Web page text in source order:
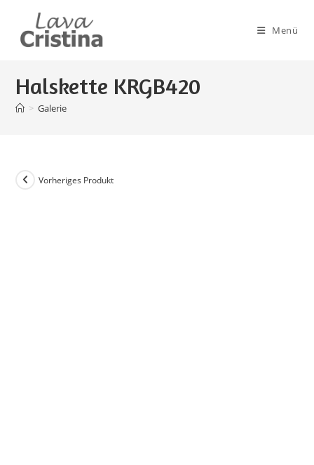
springen
Menü
Halskette KRGB420
> Galerie
Vorheriges Produkt